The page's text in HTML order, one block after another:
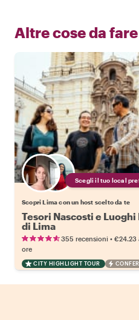
Altre cose da fare
Scegli il tuo local
Scopri Lima con un host scelto da te
Tesori Nascosti e
di Lima
355 recensioni • €24.23
ore
CITY HIGHLIGHT TOUR